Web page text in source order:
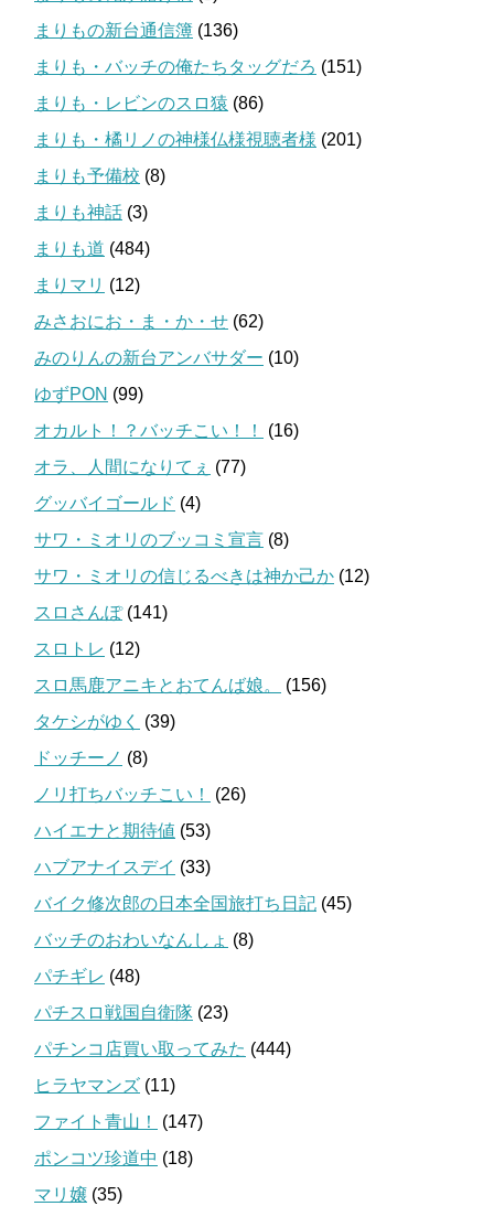
まりもの新台通信簿 (136)
まりも・バッチの俺たちタッグだろ (151)
まりも・レビンのスロ猿 (86)
まりも・橘リノの神様仏様視聴者様 (201)
まりも予備校 (8)
まりも神話 (3)
まりも道 (484)
まりマリ (12)
みさおにお・ま・か・せ (62)
みのりんの新台アンバサダー (10)
ゆずPON (99)
オカルト！？バッチこい！！
(16)
オラ、人間になりてぇ (77)
グッバイゴールド (4)
サワ・ミオリのブッコミ宣言 (8)
サワ・ミオリの信じるべきは神か己か (12)
スロさんぽ(141)
スロトレ (12)
スロ馬鹿アニキとおてんば娘。
(156)
タケシがゆく
(39)
ドッチーノ (8)
ノリ打ちバッチこい！
(26)
ハイエナと期待値 (53)
ハブアナイスデイ (33)
バイク修次郎の日本全国旅打ち日記 (45)
バッチのおわいなんしょ (8)
パチギレ (48)
パチスロ戦国自衛隊 (23)
パチンコ店買い取ってみた (444)
ヒラヤマンズ (11)
ファイト青山！
(147)
ポンコツ珍道中 (18)
マリ嬢 (35)